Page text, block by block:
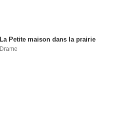
La Petite maison dans la prairie
Drame